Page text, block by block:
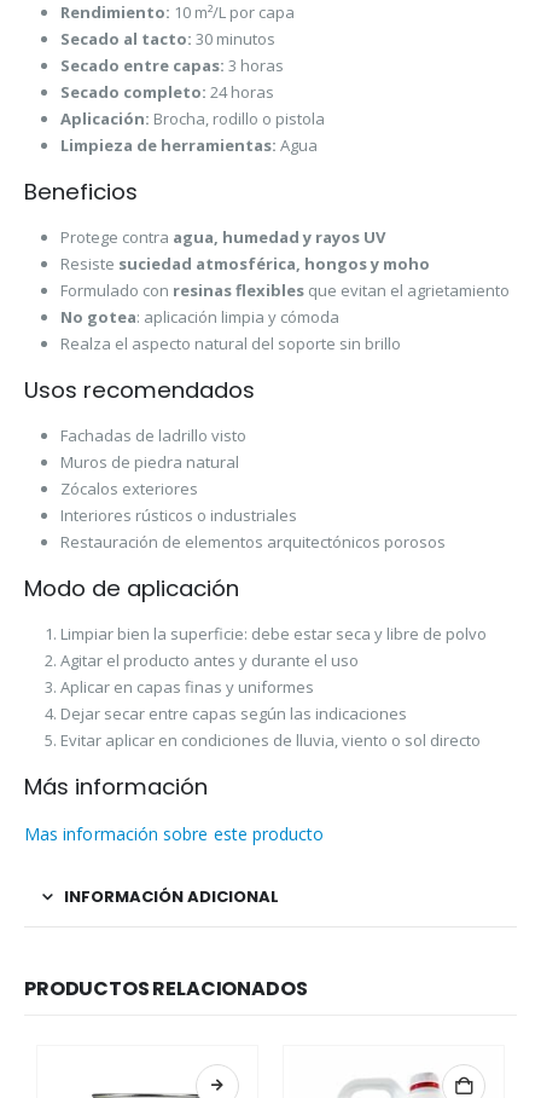
Rendimiento: 10 m²/L por capa
Secado al tacto: 30 minutos
Secado entre capas: 3 horas
Secado completo: 24 horas
Aplicación: Brocha, rodillo o pistola
Limpieza de herramientas: Agua
Beneficios
Protege contra agua, humedad y rayos UV
Resiste suciedad atmosférica, hongos y moho
Formulado con resinas flexiblesque evitan el agrietamiento
No gotea: aplicación limpia y cómoda
Realza el aspecto natural del soporte sin brillo
Usos recomendados
Fachadas de ladrillo visto
Muros de piedra natural
Zócalos exteriores
Interiores rústicos o industriales
Restauración de elementos arquitectónicos porosos
Modo de aplicación
Limpiar bien la superficie: debe estar seca y libre de polvo
Agitar el producto antes y durante el uso
Aplicar en capas finas y uniformes
Dejar secar entre capas según las indicaciones
Evitar aplicar en condiciones de lluvia, viento o sol directo
Más información
Mas información sobre este producto
INFORMACIÓN ADICIONAL
PRODUCTOS RELACIONADOS